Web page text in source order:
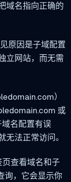
域名指向正确的
原因是子域配置
立网站，而无需
）
或
名配置有误
无法正常访问。
查看域名和子
询，它会显示你